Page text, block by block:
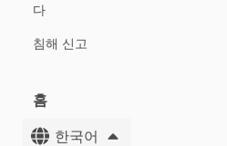
다
침해 신고
홈
한국어